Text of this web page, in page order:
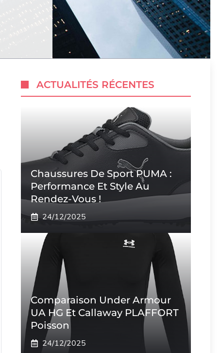
ACTUALITÉS RÉCENTES
Chaussures De Sport PUMA :
Performance Et Style Au
Rendez-Vous !
24/12/2025
Comparaison Under Armour
UA HG Et Callaway PLAFFORT
Poisson
24/12/2025